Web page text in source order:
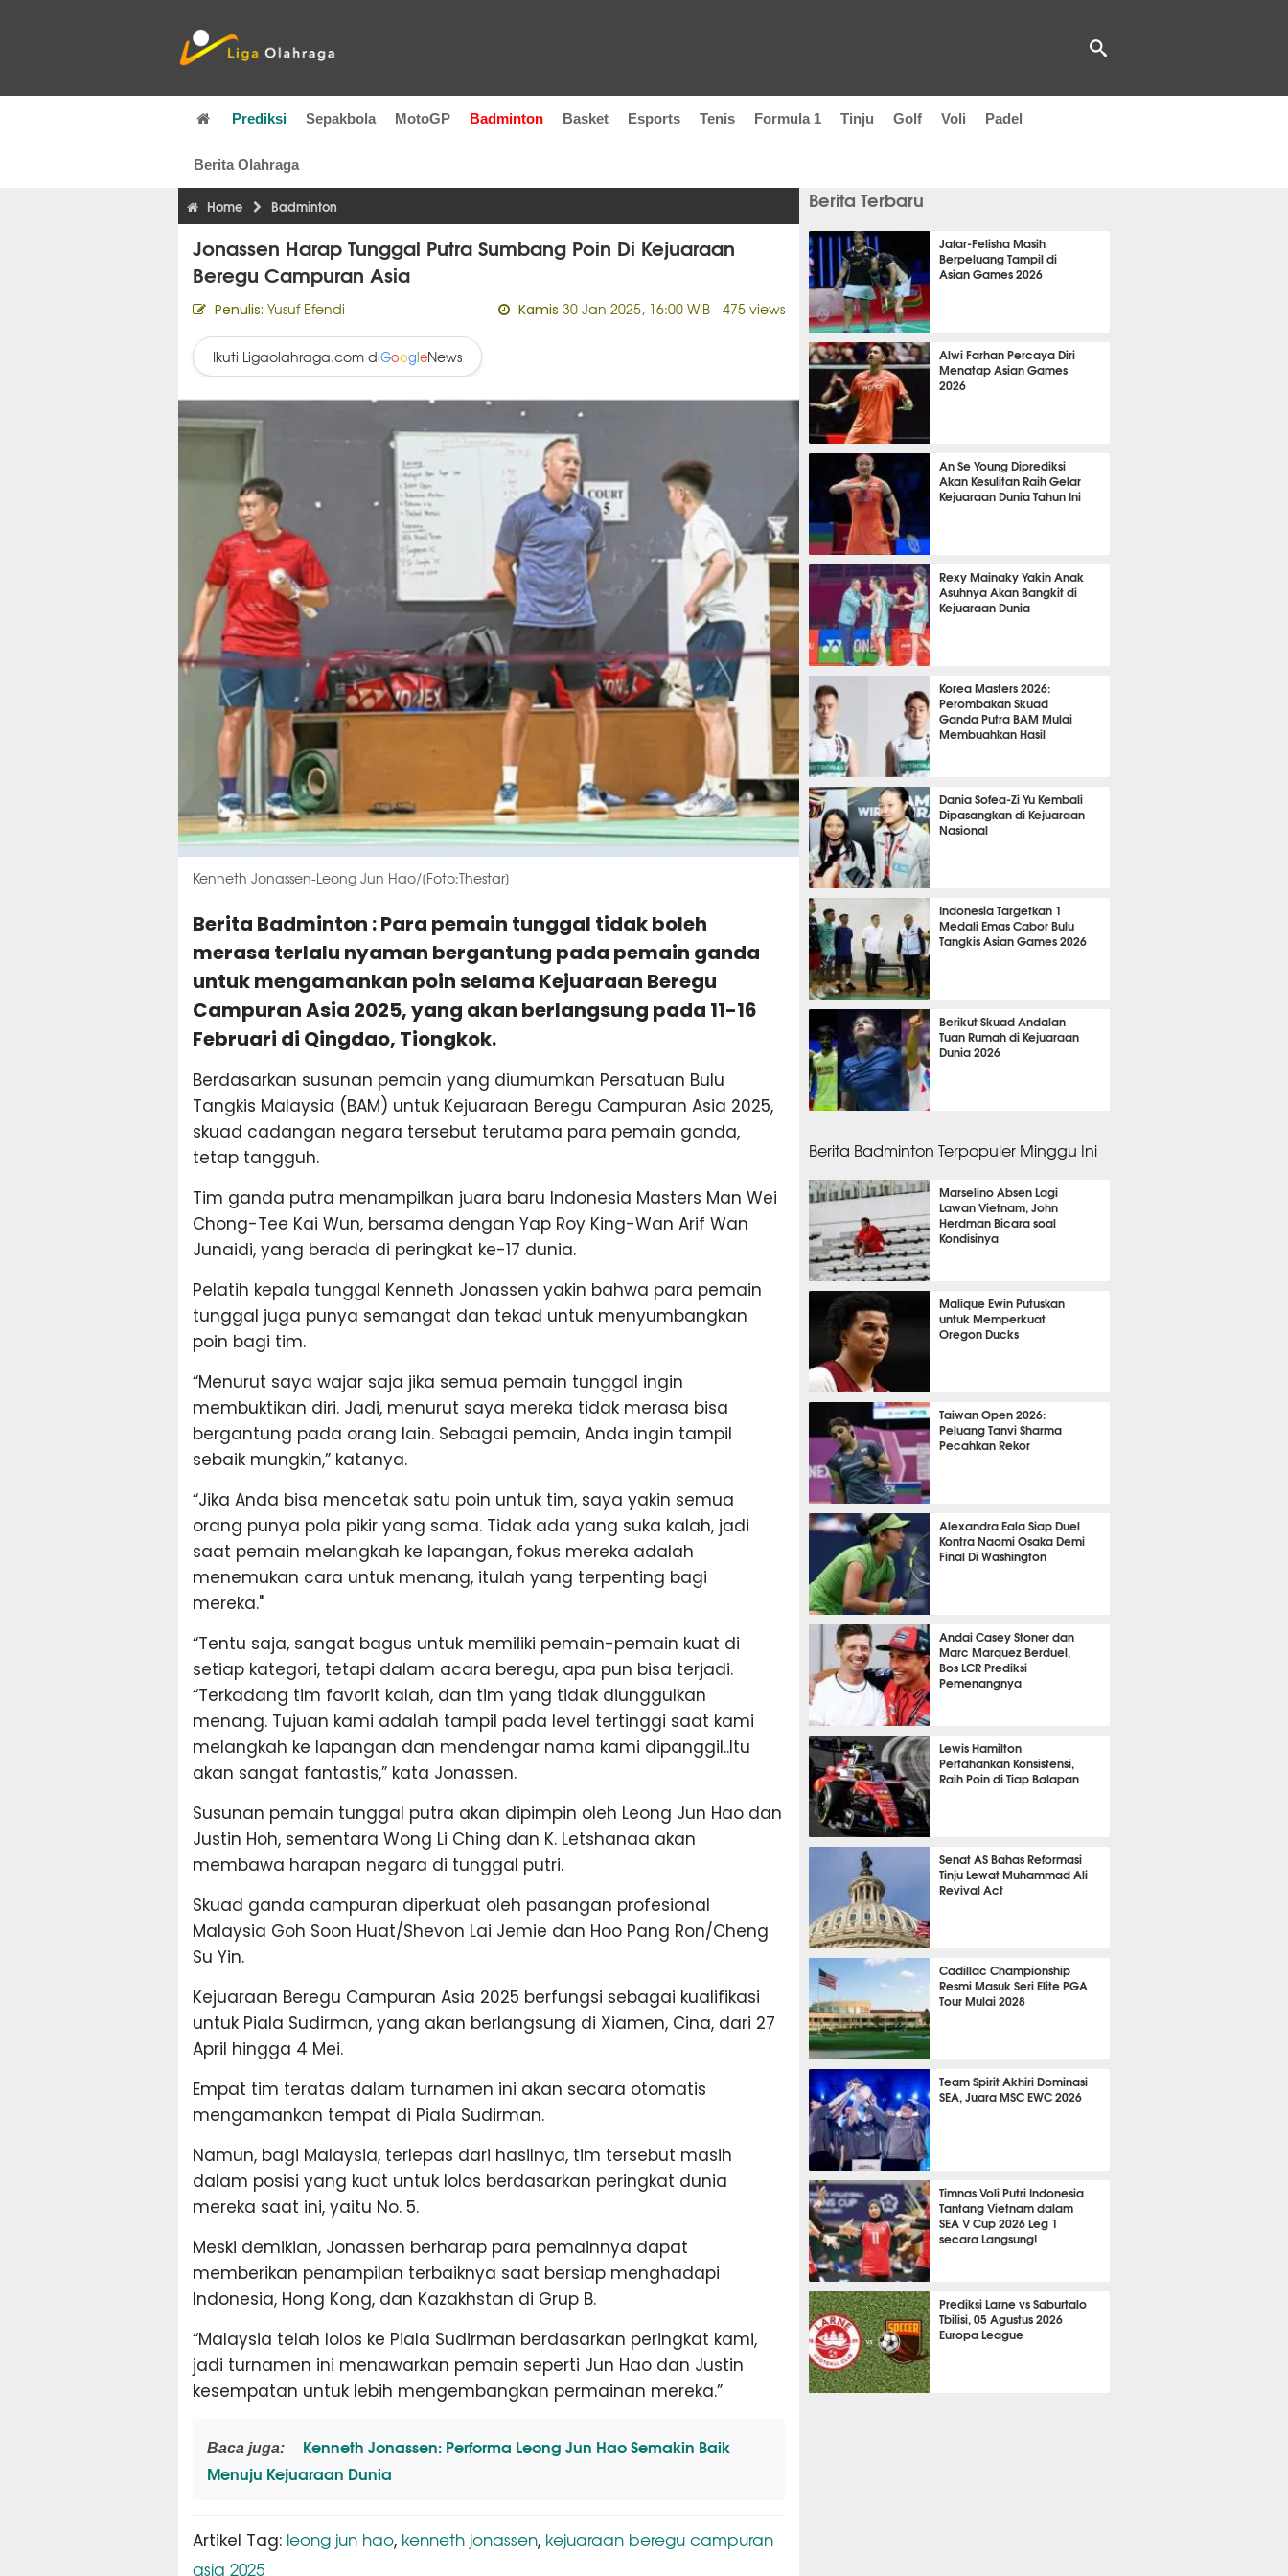
Prediksi Sepakbola MotoGP Badminton Basket Esports Tenis Formula 1 Tinju Golf Voli Padel
Berita Olahraga
Home Badminton
Jonassen Harap Tunggal Putra Sumbang Poin Di Kejuaraan
Beregu Campuran Asia
Penulis: Yusuf Efendi Kamis 30 Jan 2025, 16:00 WIB- 475 views
Ikuti Ligaolahraga.com diGoogleNews
Kenneth Jonassen-Leong Jun Hao/[Foto:Thestar]
Berita Badminton : Para pemain tunggal tidak boleh
merasa terlalu nyaman bergantung pada pemain ganda
untuk mengamankan poin selama Kejuaraan Beregu
Campuran Asia 2025, yang akan berlangsung pada 11-16
Februari di Qingdao, Tiongkok.
Berdasarkan susunan pemain yang diumumkan Persatuan Bulu
Tangkis Malaysia (BAM) untuk Kejuaraan Beregu Campuran Asia 2025,
skuad cadangan negara tersebut terutama para pemain ganda,
tetap tangguh.
Tim ganda putra menampilkan juara baru Indonesia Masters Man Wei
Chong-Tee Kai Wun, bersama dengan Yap Roy King-Wan Arif Wan
Junaidi, yang berada di peringkat ke-17 dunia.
Pelatih kepala tunggal Kenneth Jonassen yakin bahwa para pemain
tunggal juga punya semangat dan tekad untuk menyumbangkan
poin bagi tim.
“Menurut saya wajar saja jika semua pemain tunggal ingin
membuktikan diri. Jadi, menurut saya mereka tidak merasa bisa
bergantung pada orang lain. Sebagai pemain, Anda ingin tampil
sebaik mungkin,” katanya.
“Jika Anda bisa mencetak satu poin untuk tim, saya yakin semua
orang punya pola pikir yang sama. Tidak ada yang suka kalah, jadi
saat pemain melangkah ke lapangan, fokus mereka adalah
menemukan cara untuk menang, itulah yang terpenting bagi
mereka."
“Tentu saja, sangat bagus untuk memiliki pemain-pemain kuat di
setiap kategori, tetapi dalam acara beregu, apa pun bisa terjadi.
“Terkadang tim favorit kalah, dan tim yang tidak diunggulkan
menang. Tujuan kami adalah tampil pada level tertinggi saat kami
melangkah ke lapangan dan mendengar nama kami dipanggil..Itu
akan sangat fantastis,” kata Jonassen.
Susunan pemain tunggal putra akan dipimpin oleh Leong Jun Hao dan
Justin Hoh, sementara Wong Li Ching dan K. Letshanaa akan
membawa harapan negara di tunggal putri.
Skuad ganda campuran diperkuat oleh pasangan profesional
Malaysia Goh Soon Huat/Shevon Lai Jemie dan Hoo Pang Ron/Cheng
Su Yin.
Kejuaraan Beregu Campuran Asia 2025 berfungsi sebagai kualifikasi
untuk Piala Sudirman, yang akan berlangsung di Xiamen, Cina, dari 27
April hingga 4 Mei.
Empat tim teratas dalam turnamen ini akan secara otomatis
mengamankan tempat di Piala Sudirman.
Namun, bagi Malaysia, terlepas dari hasilnya, tim tersebut masih
dalam posisi yang kuat untuk lolos berdasarkan peringkat dunia
mereka saat ini, yaitu No. 5.
Meski demikian, Jonassen berharap para pemainnya dapat
memberikan penampilan terbaiknya saat bersiap menghadapi
Indonesia, Hong Kong, dan Kazakhstan di Grup B.
“Malaysia telah lolos ke Piala Sudirman berdasarkan peringkat kami,
jadi turnamen ini menawarkan pemain seperti Jun Hao dan Justin
kesempatan untuk lebih mengembangkan permainan mereka.”
Baca juga:
Kenneth Jonassen: Performa Leong Jun Hao Semakin Baik
Menuju Kejuaraan Dunia
Artikel Tag: leong jun hao, kenneth jonassen, kejuaraan beregu campuran
asia 2025
Berita Terbaru
Jafar-Felisha Masih
Berpeluang Tampil di
Asian Games 2026
14 menit 4 detik lalu
Alwi Farhan Percaya Diri
Menatap Asian Games
2026
44 menit 5 detik lalu
An Se Young Diprediksi
Akan Kesulitan Raih Gelar
Kejuaraan Dunia Tahun Ini
3 jam 43 menit lalu
Rexy Mainaky Yakin Anak
Asuhnya Akan Bangkit di
Kejuaraan Dunia
4 jam 58 menit lalu
Korea Masters 2026:
Perombakan Skuad
Ganda Putra BAM Mulai
Membuahkan Hasil
5 jam 29 menit lalu
Dania Sofea-Zi Yu Kembali
Dipasangkan di Kejuaraan
Nasional
5 jam 58 menit lalu
Indonesia Targetkan 1
Medali Emas Cabor Bulu
Tangkis Asian Games 2026
6 jam 58 menit lalu
Berikut Skuad Andalan
Tuan Rumah di Kejuaraan
Dunia 2026
Berita Badminton Terpopuler Minggu Ini
Marselino Absen Lagi
Lawan Vietnam, John
Herdman Bicara soal
Kondisinya
SEPAK BOLA
Malique Ewin Putuskan
untuk Memperkuat
Oregon Ducks
BASKET
Taiwan Open 2026:
Peluang Tanvi Sharma
Pecahkan Rekor
BADMINTON
Alexandra Eala Siap Duel
Kontra Naomi Osaka Demi
Final Di Washington
TENIS
Andai Casey Stoner dan
Marc Marquez Berduel,
Bos LCR Prediksi
Pemenangnya
MOTOGP
Lewis Hamilton
Pertahankan Konsistensi,
Raih Poin di Tiap Balapan
F1
Senat AS Bahas Reformasi
Tinju Lewat Muhammad Ali
Revival Act
TINJU
Cadillac Championship
Resmi Masuk Seri Elite PGA
Tour Mulai 2028
GOLF
Team Spirit Akhiri Dominasi
SEA, Juara MSC EWC 2026
ESPORTS
Timnas Voli Putri Indonesia
Tantang Vietnam dalam
SEA V Cup 2026 Leg 1
secara Langsung!
OLAHRAGA LAIN
Prediksi Larne vs Saburtalo
Tbilisi, 05 Agustus 2026
Europa League